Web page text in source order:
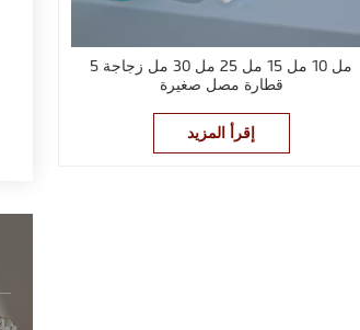
5 مل 10 مل 15 مل 25 مل 30 مل زجاجة
قطارة مصل صغيرة
إقرأ المزيد